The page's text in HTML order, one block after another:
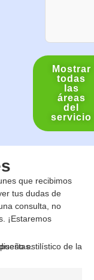
Mostrar
todas
las
áreas
del
servicio
que recibimos
tus dudas de
consulta, no
¡Estaremos